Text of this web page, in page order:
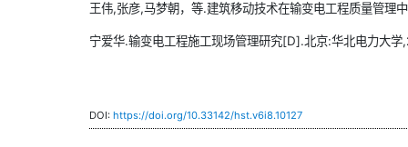
王伟,张彦,马梦朝，等.建筑移动技术在输变电工程质量管
宁爱华.输变电工程施工现场管理研究[D].北京:华北电力大学
DOI: https://doi.org/10.33142/hst.v6i8.10127